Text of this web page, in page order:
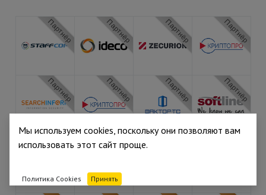
Партнёр Партнёр Партнёр Партнёр
Партнёр Партнёр Партнёр Партнёр
Партнёр Партнёр
Мы используем cookies, поскольку они позволяют вам
использовать этот сайт проще.
Политика Cookies Принять